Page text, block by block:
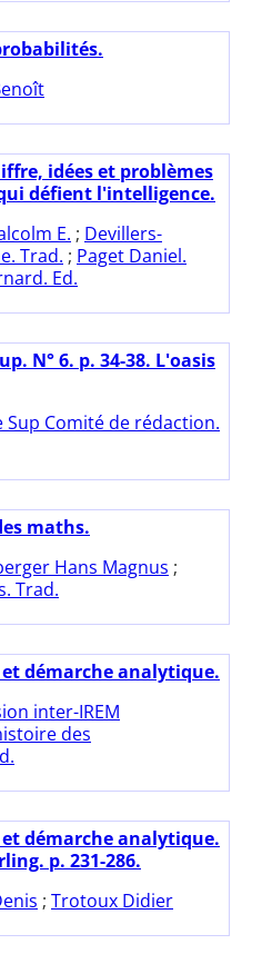
idées et problèmes
défient l'intelligence.
E. ; Devillers-
Trad. ; Paget Daniel.
Ed.
N° 6. p. 34-38. L'oasis
Sup Comité de rédaction.
maths.
Hans Magnus ;
Trad.
démarche analytique.
inter-IREM
des
démarche analytique.
p. 231-286.
; Trotoux Didier